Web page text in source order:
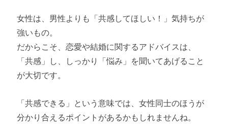
女性は、男性よりも「共感してほしい！」気持ちが
強いもの。
だからこそ、恋愛や結婚に関するアドバイスは、
「共感」し、しっかり「悩み」を聞いてあげること
が大切です。
「共感できる」という意味では、女性同士のほうが
分かり合えるポイントがあるかもしれませんね。